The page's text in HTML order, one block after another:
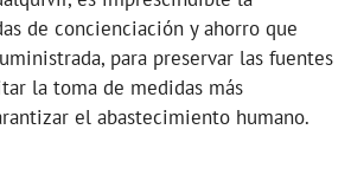
de concienciación y ahorro que
para preservar las fuentes
la toma de medidas más
el abastecimiento humano.